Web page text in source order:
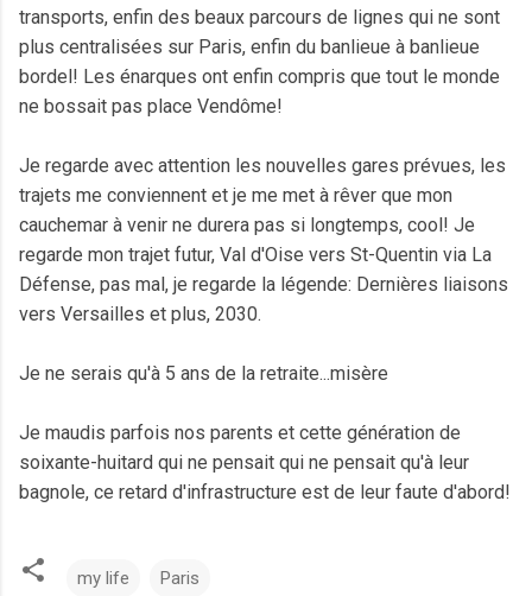
transports, enfin des beaux parcours de lignes qui ne sont
plus centralisées sur Paris, enfin du banlieue à banlieue
bordel! Les énarques ont enfin compris que tout le monde
ne bossait pas place Vendôme!
Je regarde avec attention les nouvelles gares prévues, les
trajets me conviennent et je me met à rêver que mon
cauchemar à venir ne durera pas si longtemps, cool! Je
regarde mon trajet futur, Val d'Oise vers St-Quentin via La
Défense, pas mal, je regarde la légende: Dernières liaisons
vers Versailles et plus, 2030.
Je ne serais qu'à 5 ans de la retraite...misère
Je maudis parfois nos parents et cette génération de
soixante-huitard qui ne pensait qui ne pensait qu'à leur
bagnole, ce retard d'infrastructure est de leur faute d'abord!
my life Paris